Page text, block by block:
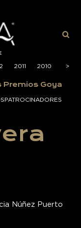
2011 2010 2009
>
>
Premios Goya
PATROCINADORES
Núñez Puerto